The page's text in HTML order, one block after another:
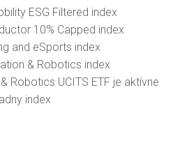
ESG Filtered index
10% Capped index
and eSports index
& Robotics index
Robotics UCITS ETF je aktívne
index